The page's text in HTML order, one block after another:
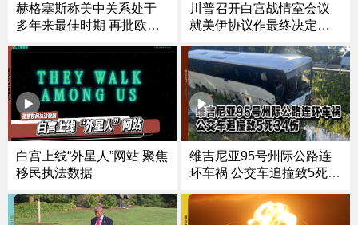
赫格塞斯称美中关系处于
多年来最佳时期 再批欧洲
布：小腿肿胀改善｜新泽
西ICE设施外抗议活动升级
州长下令州警介入｜川普
关税退款程序再掀法律波
折《中文正点》26.5.30
川普召开白宫战情室会议
就美伊协议作最终决定｜
叫停｜川普冠名肯尼迪中
心遇阻 法官限14天内拆除
标识｜白宫上线“外星人”网
站｜蓝色起源火箭测试时
爆炸《中文正点》26.5.29
白宫上线“外星人”网站 聚焦
移民执法数据
维吉尼亚95号州际公路连
环车祸 公交车追撞致5死34